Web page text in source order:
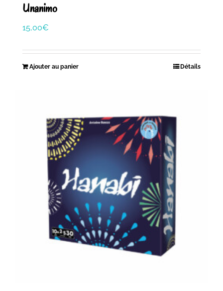
Unanimo
15,00€
Ajouter au panier Détails